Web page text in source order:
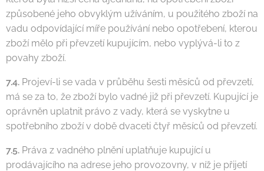
způsobené jeho obvyklým užíváním, u použitého zboží na
vadu odpovídající míře používání nebo opotřebení, kterou
zboží mělo při převzetí kupujícím, nebo vyplývá-li to z
povahy zboží.
7.4. Projeví-li se vada v průběhu šesti měsíců od převzetí,
má se za to, že zboží bylo vadné již při převzetí. Kupující je
oprávněn uplatnit právo z vady, která se vyskytne u
spotřebního zboží v době dvaceti čtyř měsíců od převzetí.
7.5. Práva z vadného plnění uplatňuje kupující u
prodávajícího na adrese jeho provozovny, v níž je přijetí